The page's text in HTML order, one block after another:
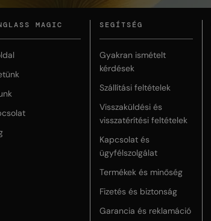
MAGIC SEGÍTSÉG
Gyakran ismételt
kérdések
Szállítási feltételek
Visszaküldési és
visszatérítési feltételek
Kapcsolat és
ügyfélszolgálat
Termékek és minőség
Fizetés és biztonság
Garancia és reklamáció